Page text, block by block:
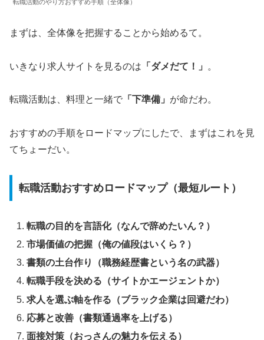
転職活動のやり方おすすめ手順（全体像）
まずは、全体像を把握することから始めるて。
いきなり求人サイトを見るのは 「ダメだて！」 。
転職活動は、料理と一緒で 「下準備」 が命だわ。
おすすめの手順をロードマップにしたで、まずはこれを見
てちょーだい。
転職活動おすすめロードマップ（最短ルート）
転職の目的を言語化（なんで辞めたいん？）
市場価値の把握（俺の値段はいくら？）
書類の土台作り（職務経歴書という名の武器）
転職手段を決める（サイトかエージェントか）
求人を選ぶ軸を作る（ブラック企業は回避だわ）
応募と改善（書類通過率を上げる）
面接対策（おっさんの魅力を伝える）